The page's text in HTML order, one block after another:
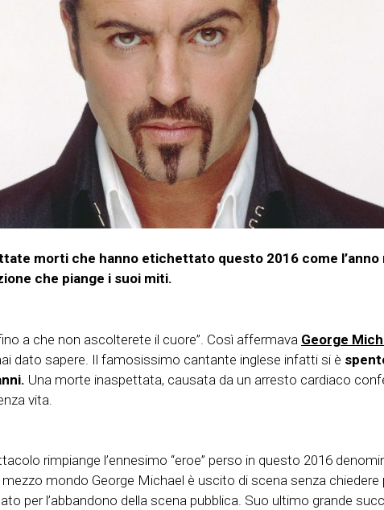
morti che hanno etichettato questo 2016 come
che piange i suoi miti.
a che non ascolterete il cuore”. Così affermava George
dato sapere. Il famosissimo cantante inglese infatti si è
Una morte inaspettata, causata da un arresto cardiaco
vita.
rimpiange l’ennesimo “eroe” perso in questo 2016
mondo George Michael è uscito di scena senza
per l’abbandono della scena pubblica. Suo ultimo grande